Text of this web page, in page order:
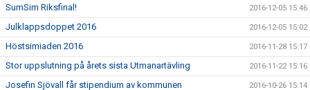
SumSim Riksfinal! 2016-12-05 15:46
Julklappsdoppet 2016 2016-12-05 15:02
Höstsimiaden 2016 2016-11-28 15:17
Stor uppslutning på årets sista Utmanartävling 2016-11-22 15:16
Josefin Sjövall får stipendium av kommunen 2016-10-26 15:14